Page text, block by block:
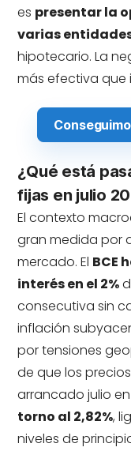
es presentar la
varias
hipotecario. La
más efectiva
¿Qué está
fijas en julio
El contexto
gran medida por
mercado. El BCE
interés en el 2%
consecutiva sin
inflación
por tensiones
de que los
arrancado julio
torno al 2,82%,
niveles de